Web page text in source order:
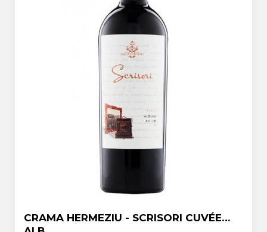
CRAMA HERMEZIU - SCRISORI CUVÉE